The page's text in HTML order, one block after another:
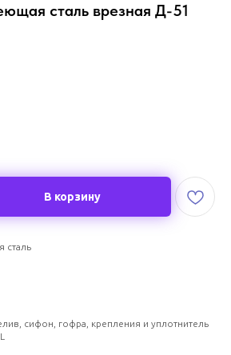
сталь врезная Д-51
В корзину
сталь
сифон, гофра, крепления и уплотнитель